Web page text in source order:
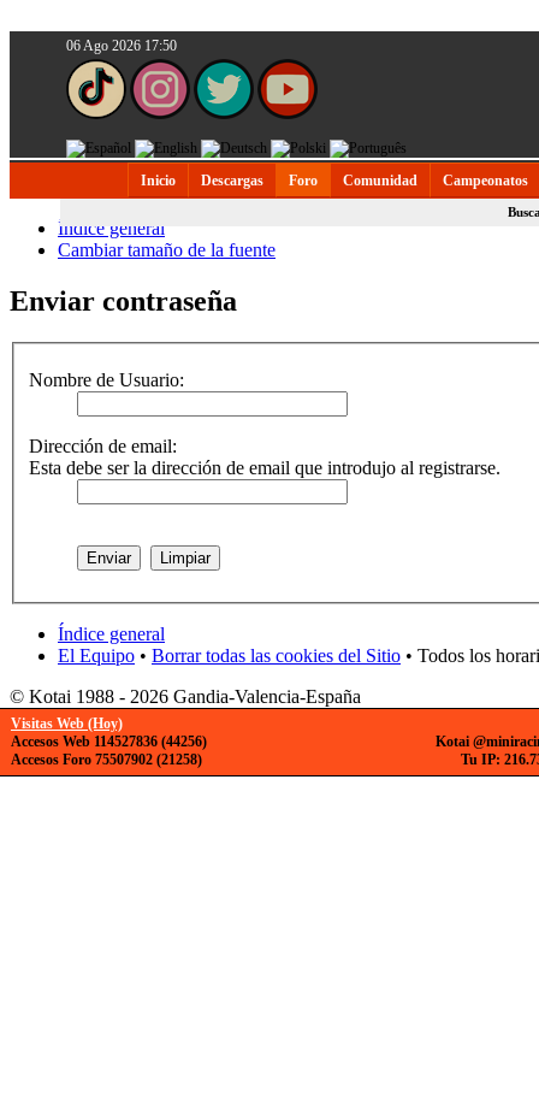
06 Ago 2026 17:50
Inicio Descargas Foro Comunidad Campeonatos
Índice general
Cambiar tamaño de la fuente
Enviar contraseña
Nombre de Usuario:
Dirección de email:
Esta debe ser la dirección de email que introdujo al registrarse.
Índice general
El Equipo • Borrar todas las cookies del Sitio • Todos los
© Kotai 1988 - 2026 Gandia-Valencia-España
Visitas Web (Hoy)
Accesos Web 114527836 (44256)
Accesos Foro 75507902 (21258)
Kotai
Tu IP: